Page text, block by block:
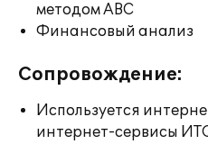
методом ABC
Финансовый анализ
Сопровождение:
Используется
интернет-сервисы